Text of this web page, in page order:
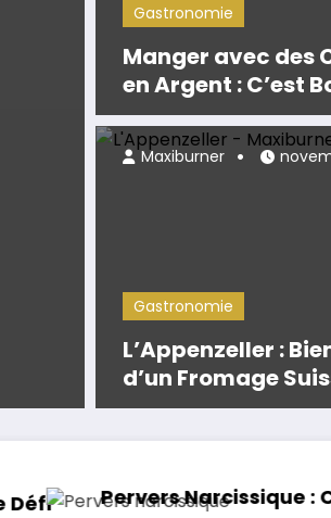
et
: 8 Solutions
pour Sauver
Gastronomie
Manger avec des
en Argent : C’est
Santé !
Gastronomie
L’Appenzeller :
d’un Fromage
à la Saumure de
Secrets d’une
Maxiburner
: Comment Faire Face etWC